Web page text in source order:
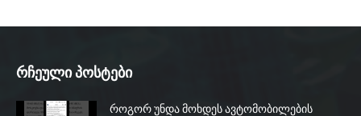
რჩეული პოსტები
როგორ უნდა მოხდეს ავტომობილების